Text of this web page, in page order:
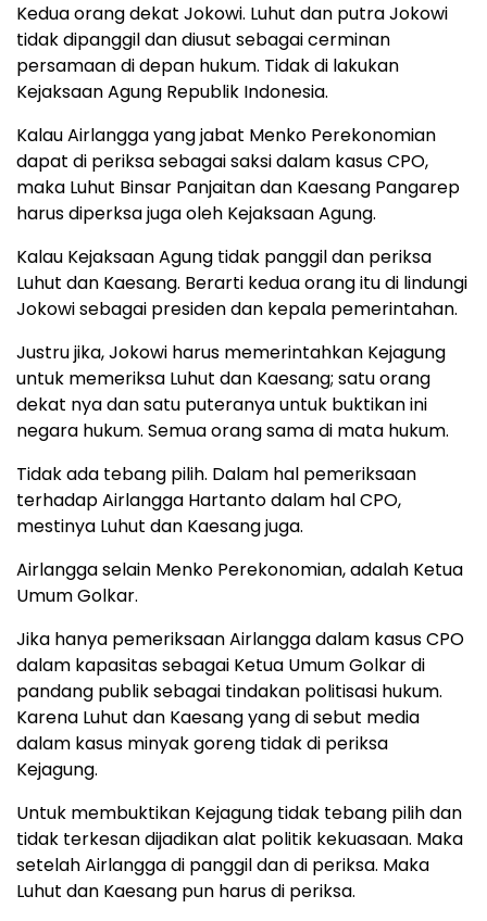
Kedua orang dekat Jokowi. Luhut dan putra Jokowi
tidak dipanggil dan diusut sebagai cerminan
persamaan di depan hukum. Tidak di lakukan
Kejaksaan Agung Republik Indonesia.
Kalau Airlangga yang jabat Menko Perekonomian
dapat di periksa sebagai saksi dalam kasus CPO,
maka Luhut Binsar Panjaitan dan Kaesang Pangarep
harus diperksa juga oleh Kejaksaan Agung.
Kalau Kejaksaan Agung tidak panggil dan periksa
Luhut dan Kaesang. Berarti kedua orang itu di lindungi
Jokowi sebagai presiden dan kepala pemerintahan.
Justru jika, Jokowi harus memerintahkan Kejagung
untuk memeriksa Luhut dan Kaesang; satu orang
dekat nya dan satu puteranya untuk buktikan ini
negara hukum. Semua orang sama di mata hukum.
Tidak ada tebang pilih. Dalam hal pemeriksaan
terhadap Airlangga Hartanto dalam hal CPO,
mestinya Luhut dan Kaesang juga.
Airlangga selain Menko Perekonomian, adalah Ketua
Umum Golkar.
Jika hanya pemeriksaan Airlangga dalam kasus CPO
dalam kapasitas sebagai Ketua Umum Golkar di
pandang publik sebagai tindakan politisasi hukum.
Karena Luhut dan Kaesang yang di sebut media
dalam kasus minyak goreng tidak di periksa
Kejagung.
Untuk membuktikan Kejagung tidak tebang pilih dan
tidak terkesan dijadikan alat politik kekuasaan. Maka
setelah Airlangga di panggil dan di periksa. Maka
Luhut dan Kaesang pun harus di periksa.